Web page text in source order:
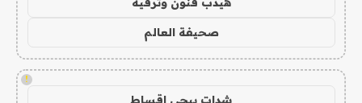
صحيفة العالم
!
شدات ببجي اقساط